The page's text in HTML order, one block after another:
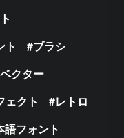
ト
ブラシ
ベクター
ェクト
レトロ
語フォント